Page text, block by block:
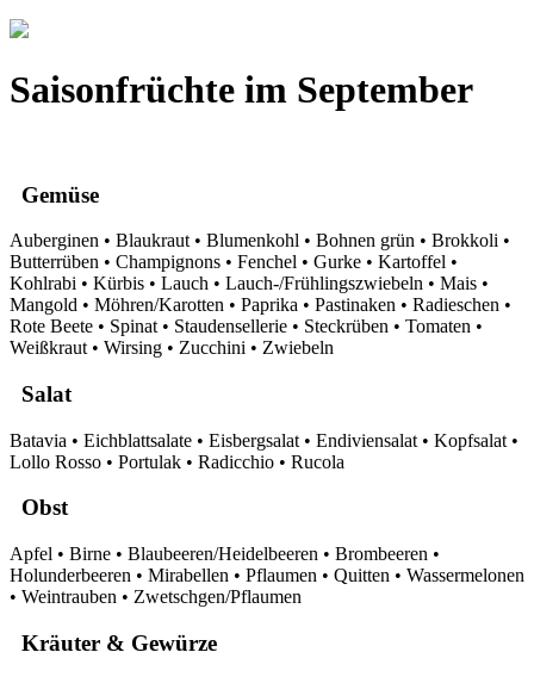
Saisonfrüchte im September
Gemüse
Auberginen • Blaukraut • Blumenkohl • Bohnen grün • Brokkoli •
Butterrüben • Champignons • Fenchel • Gurke • Kartoffel •
Kohlrabi • Kürbis • Lauch • Lauch-/Frühlingszwiebeln • Mais •
Mangold • Möhren/Karotten • Paprika • Pastinaken • Radieschen •
Rote Beete • Spinat • Staudensellerie • Steckrüben • Tomaten •
Weißkraut • Wirsing • Zucchini • Zwiebeln
Salat
Batavia • Eichblattsalate • Eisbergsalat • Endiviensalat • Kopfsalat •
Lollo Rosso • Portulak • Radicchio • Rucola
Obst
Apfel • Birne • Blaubeeren/Heidelbeeren • Brombeeren •
Holunderbeeren • Mirabellen • Pflaumen • Quitten • Wassermelonen
• Weintrauben • Zwetschgen/Pflaumen
Kräuter & Gewürze